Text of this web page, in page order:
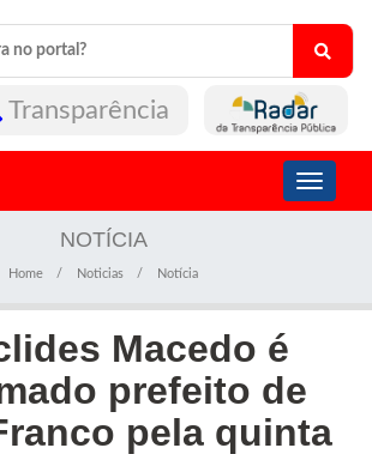
Transparência
Toggle
NOTÍCIA
Home Noticias Notícia
Macedo é
prefeito de
pela quinta